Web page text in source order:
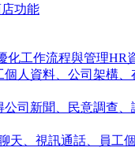
功能
化工作流程與管理HR
個人資料、公司架構、
公司新聞、民意調查、
天、視訊通話、員工